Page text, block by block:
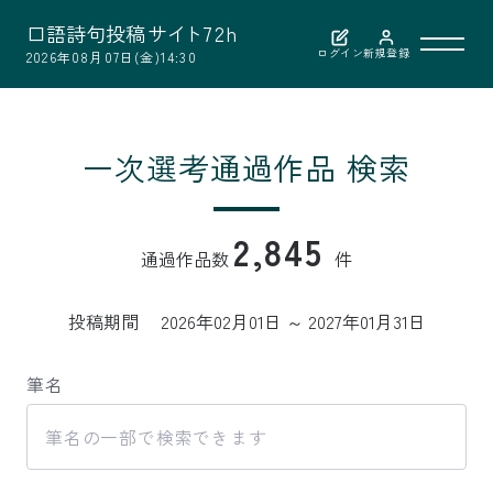
口語詩句投稿サイト72h
2026年08月07日(金)14:30 ログイン新規登録
お問い合わせ
一次選考通過作品 検索
通過作品数 2,845 件
投稿期間 2026年02月01日 ～ 2027年01月31日
筆名